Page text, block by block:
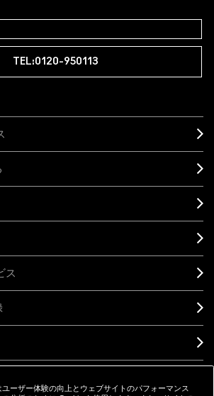
TEL:0120-950113
ス
ユーザー体験の向上とウェブサイトのパフォーマンス